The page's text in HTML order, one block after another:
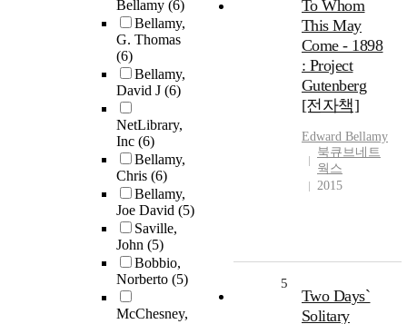
Bellamy (6)
Bellamy,
G. Thomas
(6)
Bellamy,
David J (6)
NetLibrary,
Inc (6)
Bellamy,
Chris (6)
Bellamy,
Joe David (5)
Saville,
John (5)
Bobbio,
Norberto (5)
McChesney,
To Whom
This May
Come - 1898
: Project
Gutenberg
[전자책]
Edward Bellamy
북큐브네트
웍스
2015
5
Two Days`
Solitary